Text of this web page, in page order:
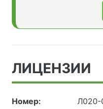
ЛИЦЕНЗИИ
Номер:
Л020-